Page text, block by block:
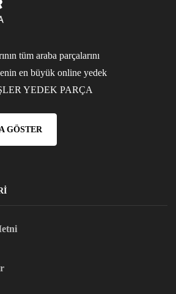
tüm araba parçalarını
en büyük online yedek
YEDEK PARÇA
GÖSTER